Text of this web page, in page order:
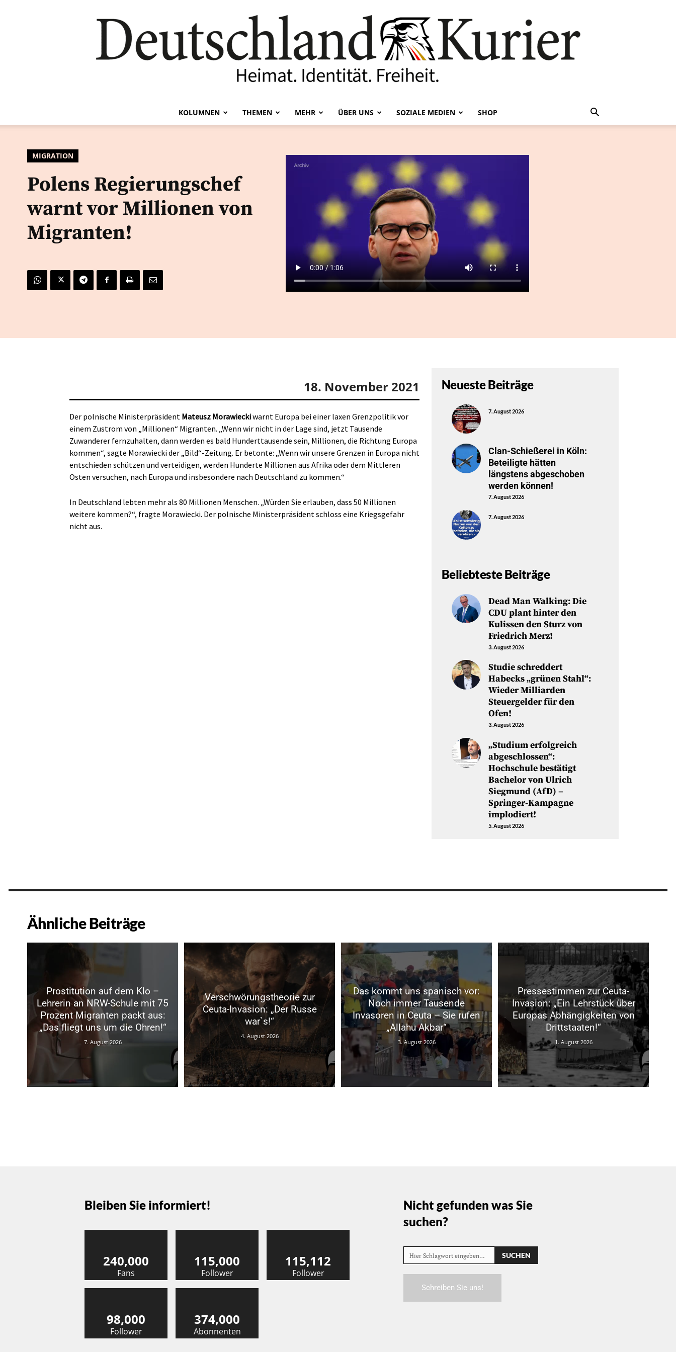
Kurier
KOLUMNEN THEMEN MEHR ÜBER UNS SOZIALE MEDIEN SHOP
MIGRATION
Polens Regierungschef
warnt vor Millionen von
Migranten!
18. November 2021
Der polnische Ministerpräsident Mateusz Morawieckiwarnt Europa bei einer laxen Grenzpolitik vor
einem Zustrom von „Millionen“ Migranten. „Wenn wir nicht in der Lage sind, jetzt Tausende
Zuwanderer fernzuhalten, dann werden es bald Hunderttausende sein, Millionen, die Richtung Europa
kommen“, sagte Morawiecki der „Bild“-Zeitung. Er betonte: „Wenn wir unsere Grenzen in Europa nicht
entschieden schützen und verteidigen, werden Hunderte Millionen aus Afrika oder dem Mittleren
Osten versuchen, nach Europa und insbesondere nach Deutschland zu kommen.“
In Deutschland lebten mehr als 80 Millionen Menschen. „Würden Sie erlauben, dass 50 Millionen
weitere kommen?“, fragte Morawiecki. Der polnische Ministerpräsident schloss eine Kriegsgefahr
nicht aus.
Neueste Beiträge
7. August 2026
Clan-Schießerei in Köln:
Beteiligte hätten
längstens abgeschoben
werden können!
7. August 2026
7. August 2026
Beliebteste Beiträge
Dead Man Walking: Die
CDU plant hinter den
Kulissen den Sturz von
Friedrich Merz!
3. August 2026
Studie schreddert
Habecks „grünen Stahl“:
Wieder Milliarden
Steuergelder für den
Ofen!
3. August 2026
„Studium erfolgreich
abgeschlossen“:
Hochschule bestätigt
Bachelor von Ulrich
Siegmund (AfD) –
Springer-Kampagne
implodiert!
5. August 2026
Ähnliche Beiträge
Prostitution auf dem Klo –
Lehrerin an NRW-Schule mit 75
Prozent Migranten packt aus:
„Das fliegt uns um die Ohren!“
7. August 2026
Verschwörungstheorie zur
Ceuta-Invasion: „Der Russe
war`s!“
4. August 2026
Das kommt uns spanisch vor:
Noch immer Tausende
Invasoren in Ceuta – Sie rufen
„Allahu Akbar“
3. August 2026
Pressestimmen zur Ceuta-
Invasion: „Ein Lehrstück über
Europas Abhängigkeiten von
Drittstaaten!“
1. August 2026
Bleiben Sie informiert!
240,000
Fans
115,000
Follower
115,112
Follower
98,000
Follower
374,000
Abonnenten
Nicht gefunden was Sie
suchen?
Hier Schlagwort eingeben… SUCHEN
Schreiben Sie uns!